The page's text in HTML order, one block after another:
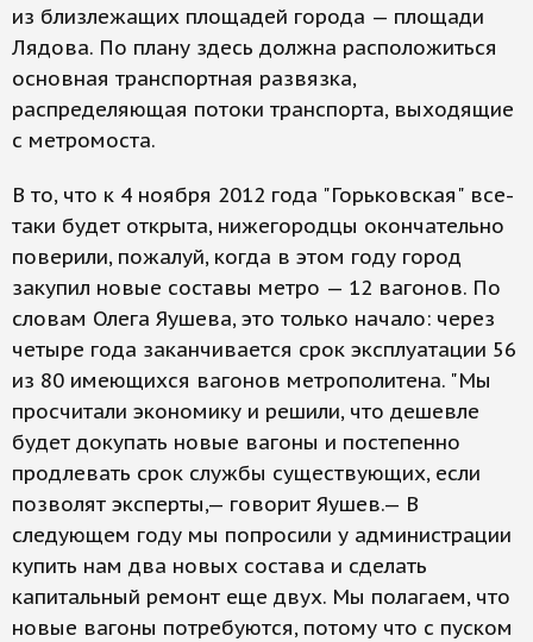
из близлежащих площадей города — площади
Лядова. По плану здесь должна расположиться
основная транспортная развязка,
распределяющая потоки транспорта, выходящие
с метромоста.
В то, что к 4 ноября 2012 года "Горьковская" все-
таки будет открыта, нижегородцы окончательно
поверили, пожалуй, когда в этом году город
закупил новые составы метро — 12 вагонов. По
словам Олега Яушева, это только начало: через
четыре года заканчивается срок эксплуатации 56
из 80 имеющихся вагонов метрополитена. "Мы
просчитали экономику и решили, что дешевле
будет докупать новые вагоны и постепенно
продлевать срок службы существующих, если
позволят эксперты,— говорит Яушев.— В
следующем году мы попросили у администрации
купить нам два новых состава и сделать
капитальный ремонт еще двух. Мы полагаем, что
новые вагоны потребуются, потому что с пуском